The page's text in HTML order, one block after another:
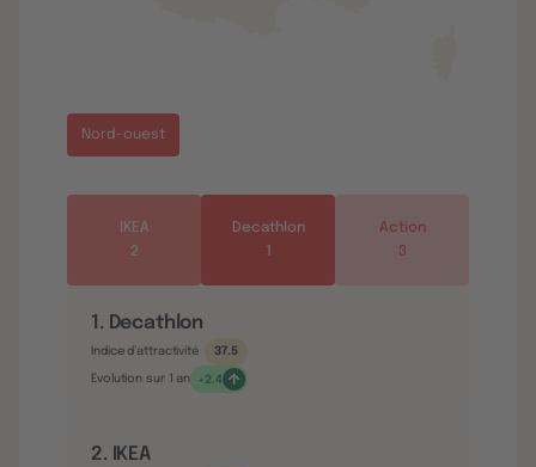
Nord-ouest
IKEA
2
Decathlon
1
Action
3
1. Decathlon
Indice d’attractivité 37.5
Evolution sur 1 an +2.4
2. IKEA